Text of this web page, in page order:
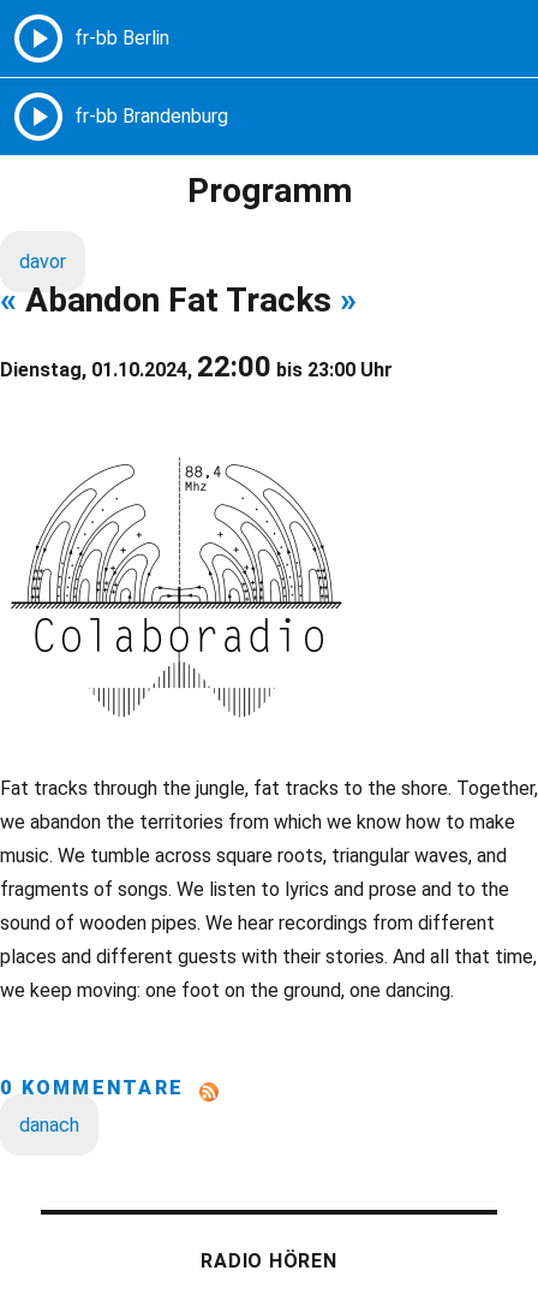
Freie Radios – Berlin Brandenburg
Programm
davor
« Abandon Fat Tracks »
Dienstag, 01.10.2024, 22:00 bis 23:00 Uhr
Fat tracks through the jungle, fat tracks to the shore. Together,
we abandon the territories from which we know how to make
music. We tumble across square roots, triangular waves, and
fragments of songs. We listen to lyrics and prose and to the
sound of wooden pipes. We hear recordings from different
places and different guests with their stories. And all that time,
we keep moving: one foot on the ground, one dancing.
0 KOMMENTARE
danach
RADIO HÖREN